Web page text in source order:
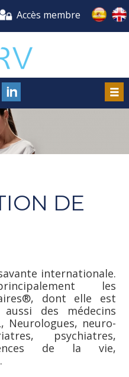
Accès membre
LinkedIn
DE
internationale.
les
dont elle est
des médecins
Neurologues, neuro-
psychiatres,
de la vie,